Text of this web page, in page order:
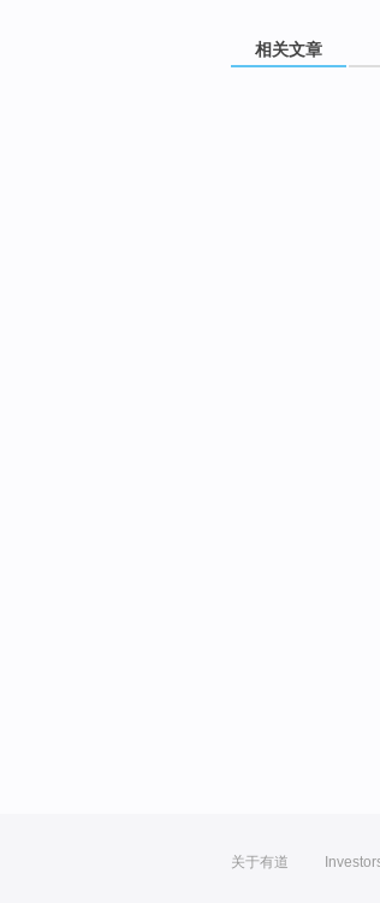
相关文章
关于有道